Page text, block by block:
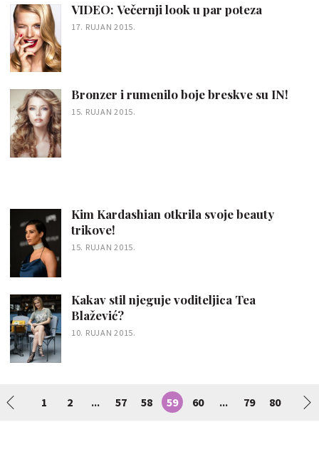
VIDEO: Večernji look u par poteza
17. RUJAN 2015.
Bronzer i rumenilo boje breskve su IN!
15. RUJAN 2015.
Kim Kardashian otkrila svoje beauty
trikove!
15. RUJAN 2015.
Kakav stil njeguje voditeljica Tea
Blažević?
10. RUJAN 2015.
1 2 ... 57 58 59 60 ... 79 80